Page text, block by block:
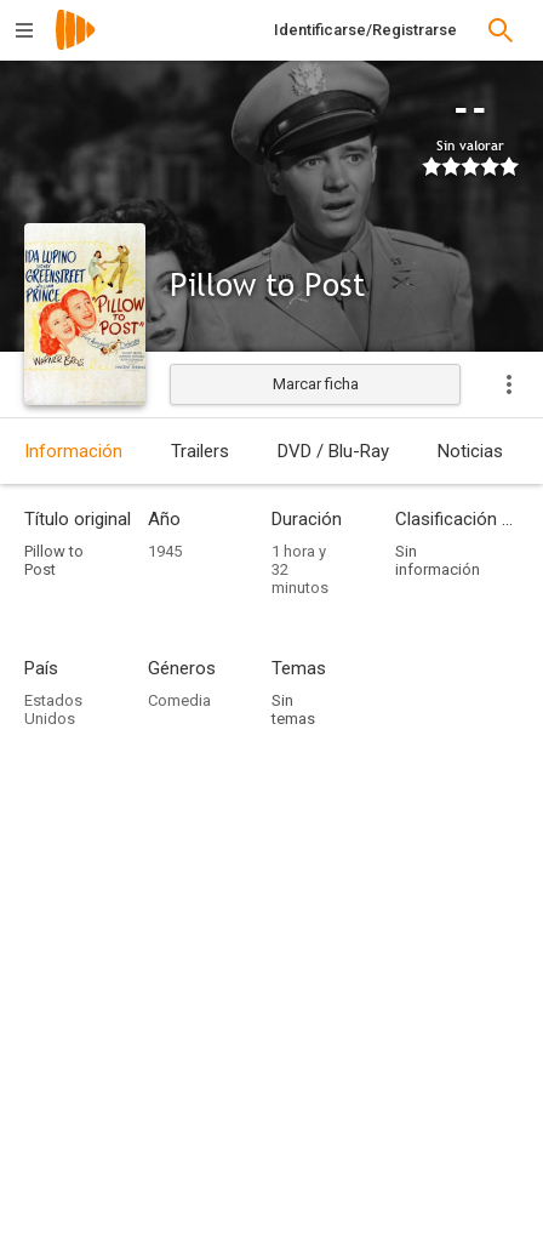
Identificarse/Registrarse
--
Sin valorar
Pillow to Post
Estrenada
Marcar ficha
Información Trailers DVD / Blu-Ray Noticias
Título original
Pillow to
Post
Año
1945
Duración
1 hora y
32
minutos
Clasificación por edades
Sin
información
País
Estados
Unidos
Géneros
Comedia
Temas
Sin
temas